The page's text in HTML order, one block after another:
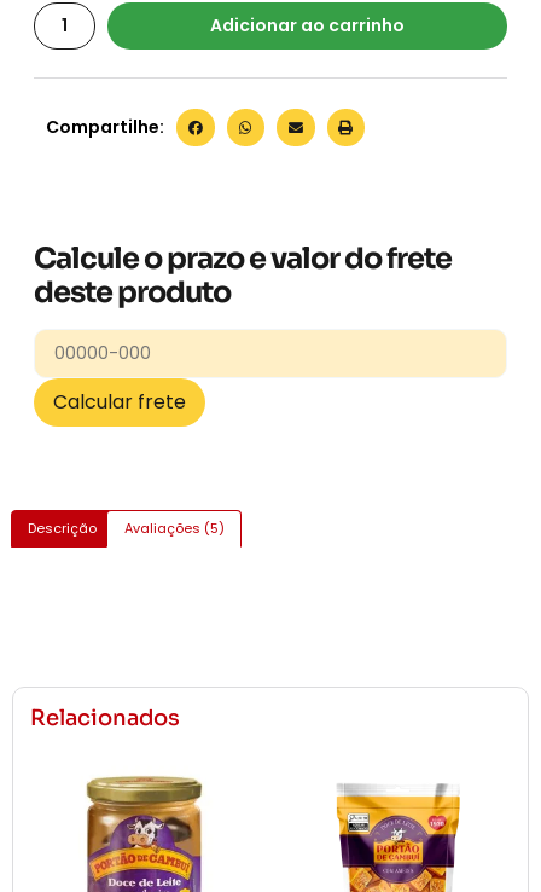
Adicionar ao carrinho
Compartilhe:
Calcule o prazo e valor do frete
deste produto
Relacionados
Descrição Avaliações (5)